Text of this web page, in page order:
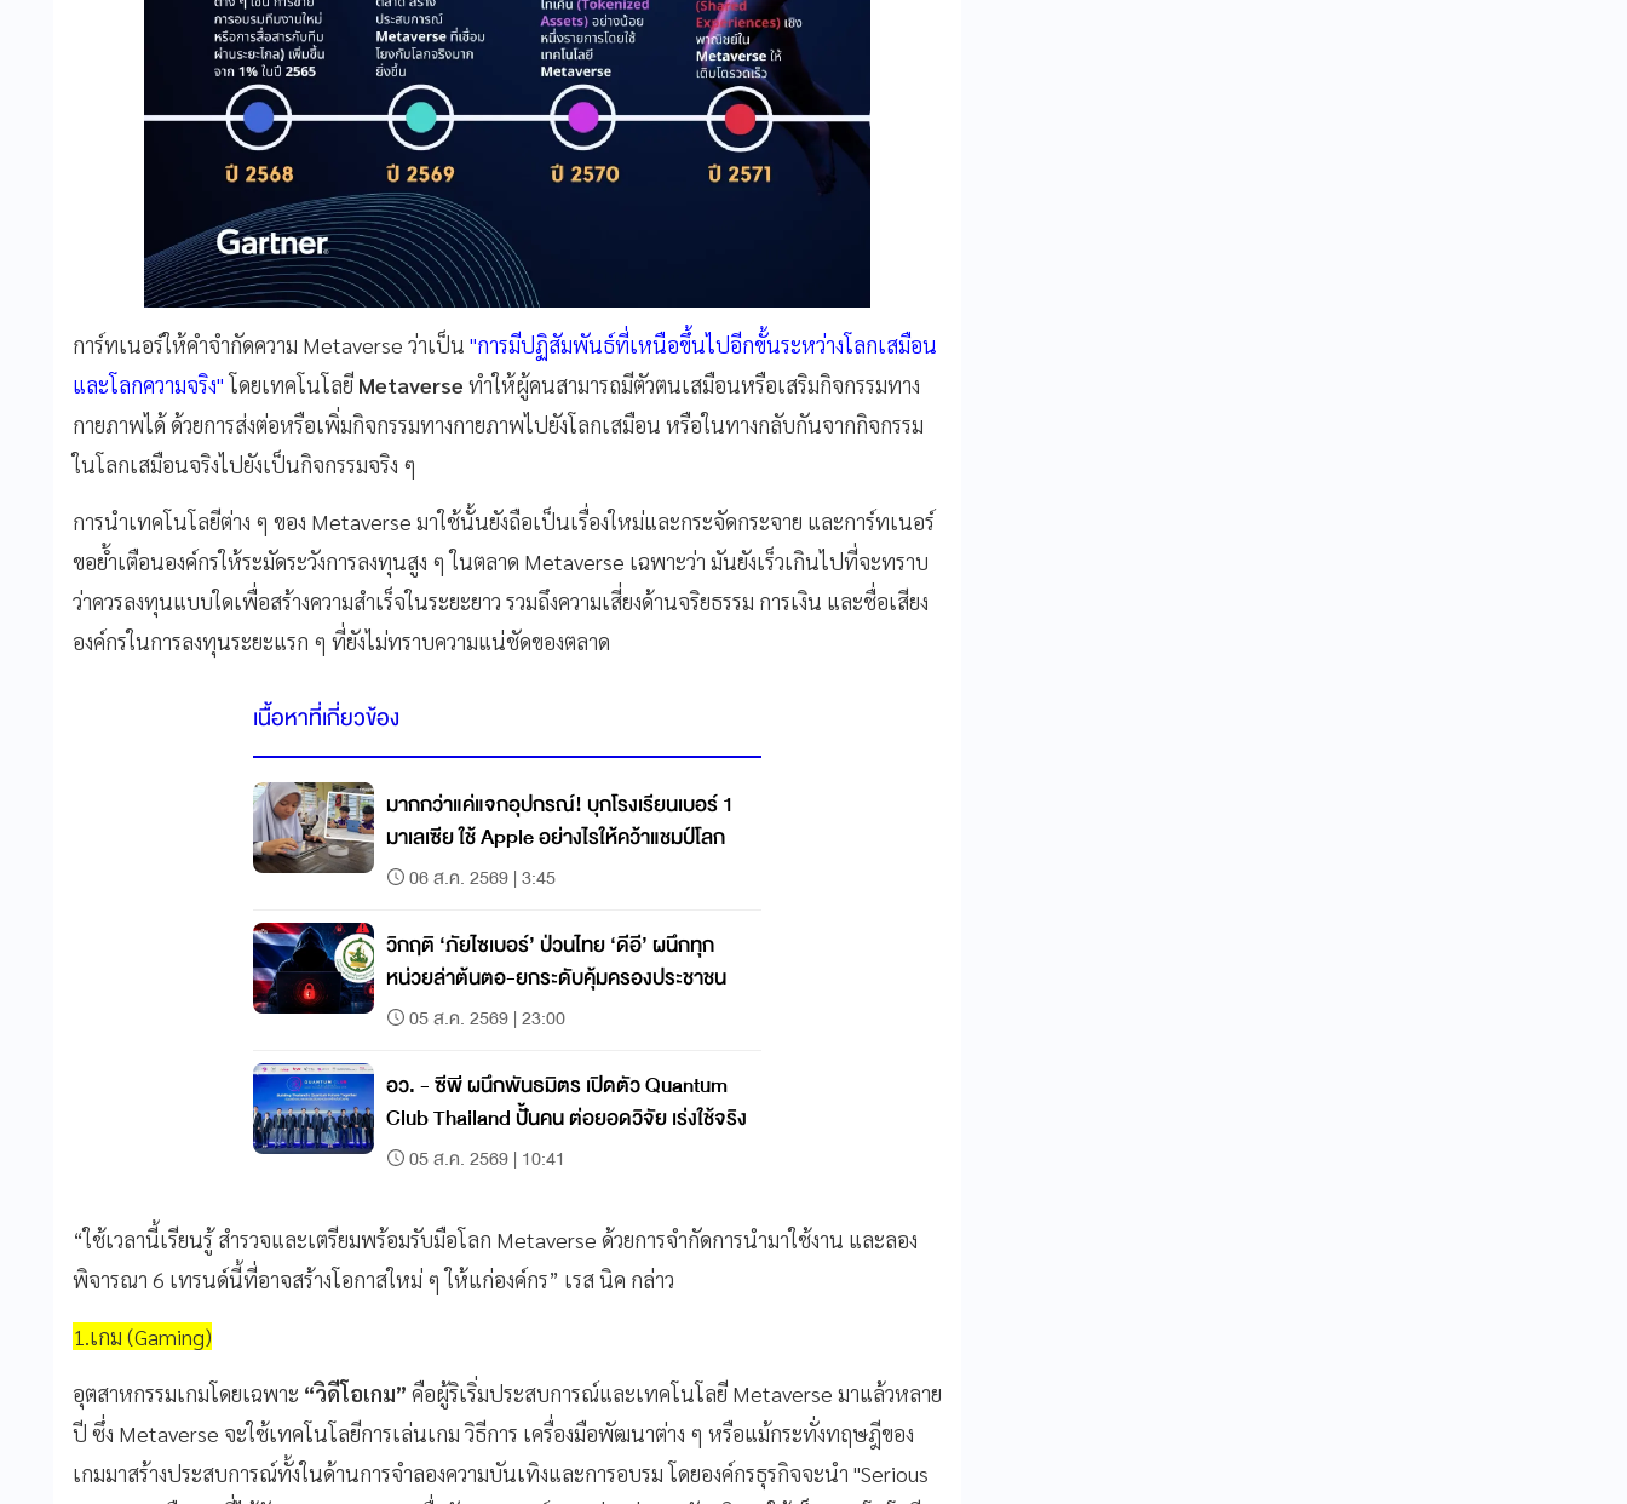
การ์ทเนอร์ให้คำจำกัดความ Metaverse ว่าเป็น "การมีปฏิสัมพันธ์ที่เหนือขึ้นไปอีกขั้นระหว่างโลกเสมือน
และโลกความจริง"โดยเทคโนโลยี Metaverse ทำให้ผู้คนสามารถมีตัวตนเสมือนหรือเสริมกิจกรรมทาง
กายภาพได้ ด้วยการส่งต่อหรือเพิ่มกิจกรรมทางกายภาพไปยังโลกเสมือน หรือในทางกลับกันจากกิจกรรม
ในโลกเสมือนจริงไปยังเป็นกิจกรรมจริง ๆ
การนำเทคโนโลยีต่าง ๆ ของ Metaverse มาใช้นั้นยังถือเป็นเรื่องใหม่และกระจัดกระจาย และการ์ทเนอร์
ขอย้ำเตือนองค์กรให้ระมัดระวังการลงทุนสูง ๆ ในตลาด Metaverse เฉพาะว่า มันยังเร็วเกินไปที่จะทราบ
ว่าควรลงทุนแบบใดเพื่อสร้างความสำเร็จในระยะยาว รวมถึงความเสี่ยงด้านจริยธรรม การเงิน และชื่อเสียง
องค์กรในการลงทุนระยะแรก ๆ ที่ยังไม่ทราบความแน่ชัดของตลาด
เนื้อหาที่เกี่ยวข้อง
มากกว่าแค่แจกอุปกรณ์! บุกโรงเรียนเบอร์ 1
มาเลเซีย ใช้ Apple อย่างไรให้คว้าแชมป์โลก
06 ส.ค. 2569 | 3:45
วิกฤติ ‘ภัยไซเบอร์’ ป่วนไทย ‘ดีอี’ ผนึกทุก
หน่วยล่าต้นตอ-ยกระดับคุ้มครองประชาชน
05 ส.ค. 2569 | 23:00
อว. - ซีพี ผนึกพันธมิตร เปิดตัว Quantum
Club Thailand ปั้นคน ต่อยอดวิจัย เร่งใช้จริง
05 ส.ค. 2569 | 10:41
“ใช้เวลานี้เรียนรู้ สำรวจและเตรียมพร้อมรับมือโลก Metaverse ด้วยการจำกัดการนำมาใช้งาน และลอง
พิจารณา 6 เทรนด์นี้ที่อาจสร้างโอกาสใหม่ ๆ ให้แก่องค์กร” เรส นิค กล่าว
1.เกม (Gaming)
อุตสาหกรรมเกมโดยเฉพาะ “วิดีโอเกม” คือผู้ริเริ่มประสบการณ์และเทคโนโลยี Metaverse มาแล้วหลาย
ปี ซึ่ง Metaverse จะใช้เทคโนโลยีการเล่นเกม วิธีการ เครื่องมือพัฒนาต่าง ๆ หรือแม้กระทั่งทฤษฎีของ
เกมมาสร้างประสบการณ์ทั้งในด้านการจำลองความบันเทิงและการอบรม โดยองค์กรธุรกิจจะนำ "Serious